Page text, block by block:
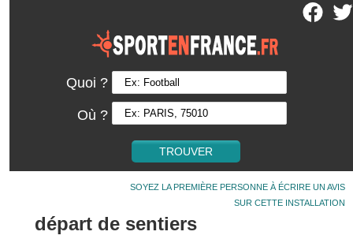
Quoi ?
Où ?
SOYEZ LA PREMIÈRE PERSONNE À ÉCRIRE UN AVIS
SUR CETTE INSTALLATION
départ de sentiers